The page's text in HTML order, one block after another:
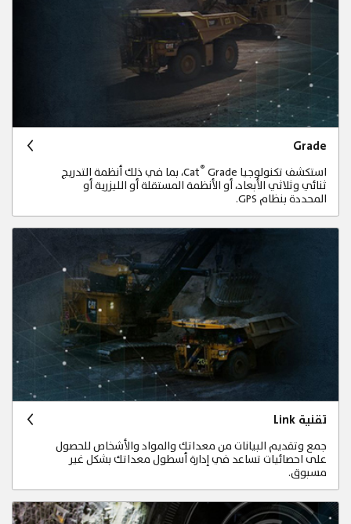
Grade
استكشف تكنولوجيا Cat ®
Grade، بما في ذلك أنظمة التدريج
ثنائي وثلاثي الأبعاد، أو الأنظمة المستقلة أو الليزرية أو
المحددة بنظام GPS.
تقنية Link
جمع وتقديم البيانات من معداتك والمواد والأشخاص للحصول
على احصائيات تساعد في إدارة أسطول معداتك بشكل غير
مسبوق.